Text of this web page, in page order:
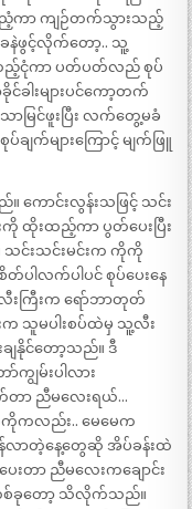
းညံ့ကာ ကျဉ်တက်သွားသည့်
နဲဖွင့်လိုက်တော့.. သူ့
ထဲထည့်ငုံကာ ပတ်ပတ်လည် စုပ်
ါးများပင်ကော့တက်
မြင်ဖူးပြီး လက်တွေ့မခံ
ျက်များကြောင့် မျက်ဖြူ
ောင်းလွန်းသဖြင့် သင်း
းကို ထိုးထည့်ကာ ပွတ်ပေးပြီး
သင်းသင်းမင်းက ကိုကို
စိတ်ပါလက်ပါပင် စုပ်ပေးနေ
ကြီးက ရော်ဘာတုတ်
က သူမပါးစပ်ထဲမှ သူ့လီး
ျနိုင်တော့သည်။ ဒီ
ျွမ်းပါလား
တာ ညီမလေးရယ်…
ကလည်း.. မေမေက
ြန်လာတဲ့နေ့တွေဆို အိပ်ခန်းထဲ
းတာ ညီမလေးကချောင်း
င်တစ်ခုတော့ သိလိုက်သည်။